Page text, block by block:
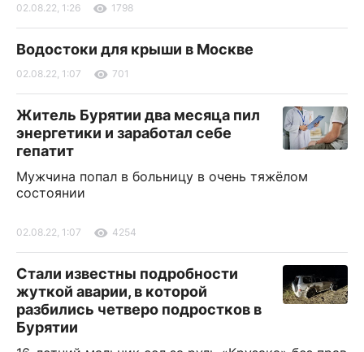
02.08.22, 1:26 1798
Водостоки для крыши в Москве
02.08.22, 1:07 701
Житель Бурятии два месяца пил
энергетики и заработал себе
гепатит
Мужчина попал в больницу в очень тяжёлом
состоянии
02.08.22, 1:07 4254
Стали известны подробности
жуткой аварии, в которой
разбились четверо подростков в
Бурятии